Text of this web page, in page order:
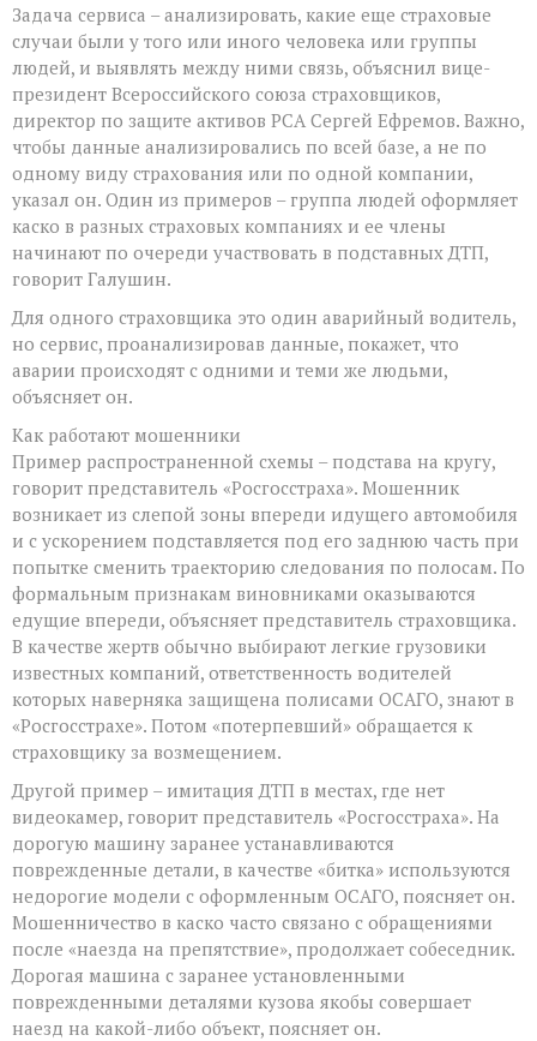
Задача сервиса – анализировать, какие еще страховые
случаи были у того или иного человека или группы
людей, и выявлять между ними связь, объяснил вице-
президент Всероссийского союза страховщиков,
директор по защите активов РСА Сергей Ефремов. Важно,
чтобы данные анализировались по всей базе, а не по
одному виду страхования или по одной компании,
указал он. Один из примеров – группа людей оформляет
каско в разных страховых компаниях и ее члены
начинают по очереди участвовать в подставных ДТП,
говорит Галушин.
Для одного страховщика это один аварийный водитель,
но сервис, проанализировав данные, покажет, что
аварии происходят с одними и теми же людьми,
объясняет он.
Как работают мошенники
Пример распространенной схемы – подстава на кругу,
говорит представитель «Росгосстраха». Мошенник
возникает из слепой зоны впереди идущего автомобиля
и с ускорением подставляется под его заднюю часть при
попытке сменить траекторию следования по полосам. По
формальным признакам виновниками оказываются
едущие впереди, объясняет представитель страховщика.
В качестве жертв обычно выбирают легкие грузовики
известных компаний, ответственность водителей
которых наверняка защищена полисами ОСАГО, знают в
«Росгосстрахе». Потом «потерпевший» обращается к
страховщику за возмещением.
Другой пример – имитация ДТП в местах, где нет
видеокамер, говорит представитель «Росгосстраха». На
дорогую машину заранее устанавливаются
поврежденные детали, в качестве «битка» используются
недорогие модели с оформленным ОСАГО, поясняет он.
Мошенничество в каско часто связано с обращениями
после «наезда на препятствие», продолжает собеседник.
Дорогая машина с заранее установленными
поврежденными деталями кузова якобы совершает
наезд на какой-либо объект, поясняет он.